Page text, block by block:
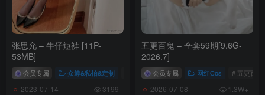
张思允 – 牛仔短裤 [11P-
53MB]
会员专属 众筹&私拍&定制 # 张思允
2023-07-14 3199
五更百鬼 – 全套59期[9.6G-
2026.7]
会员专属 网红Cos # 五更百鬼
2026-07-08 1.3W+